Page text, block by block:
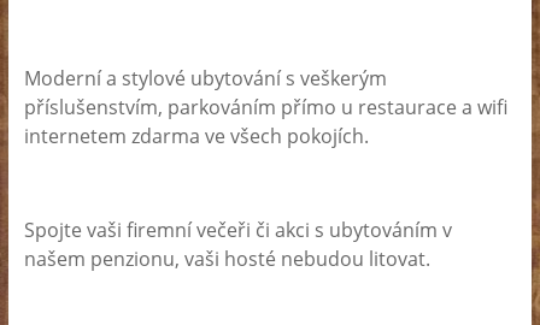
Moderní a stylové ubytování s veškerým
příslušenstvím, parkováním přímo u restaurace a wifi
internetem zdarma ve všech pokojích.
Spojte vaši firemní večeři či akci s ubytováním v
našem penzionu, vaši hosté nebudou litovat.